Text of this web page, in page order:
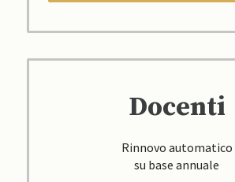
Docenti
Rinnovo automatico
su base annuale